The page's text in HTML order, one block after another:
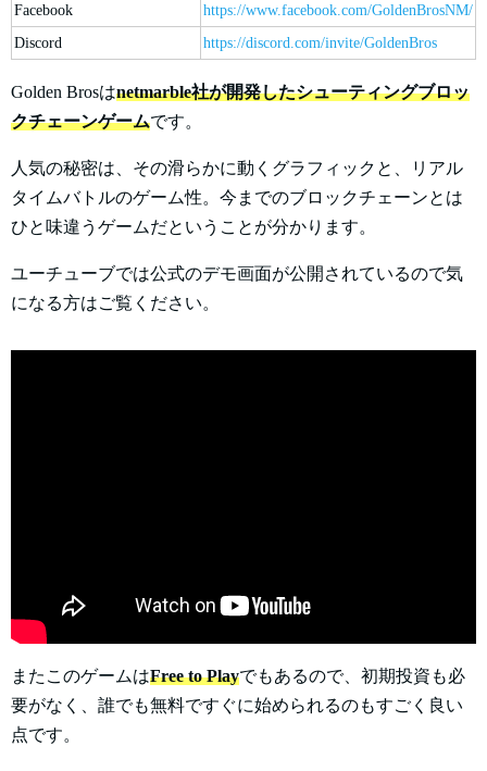
Facebook
https://www.facebook.com/GoldenBrosNM/
Discord
https://discord.com/invite/GoldenBros
Golden Brosはnetmarble社が開発したシューティングブロッ
クチェーンゲームです。
人気の秘密は、その滑らかに動くグラフィックと、リアル
タイムバトルのゲーム性。今までのブロックチェーンとは
ひと味違うゲームだということが分かります。
ユーチューブでは公式のデモ画面が公開されているので気
になる方はご覧ください。
またこのゲームはFree to Playでもあるので、初期投資も必
要がなく、誰でも無料ですぐに始められるのもすごく良い
点です。